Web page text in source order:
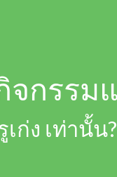
จกรร
ก่ง เท่านั้น?